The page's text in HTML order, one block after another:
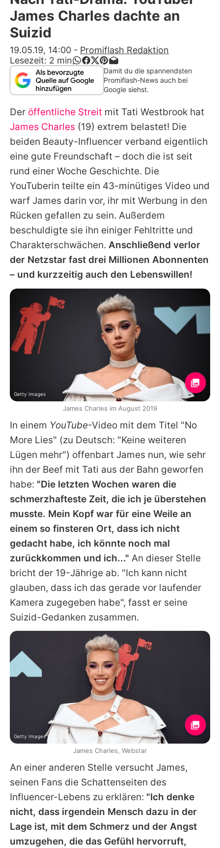
Alle Themen auf Promiflash
App runterladen
Team
Redaktionelle Richtlinien
Impressum
Datenschutzerklärung
Nutzungsbedingungen
Utiq verwalten
James Charles dachte an
Suizid
19.05.19, 14:00 - Promiflash Redaktion
Lesezeit: 2 min
Damit du die spannendsten
Promiflash-News auch bei
Google siehst.
Der öffentliche Streit mit Tati Westbrook hat
James Charles (19) extrem belastet! Die
beiden Beauty-Influencer verband eigentlich
eine gute Freundschaft – doch die ist seit
rund einer Woche Geschichte. Die
YouTuberin teilte ein 43-minütiges Video und
warf James darin vor, ihr mit Werbung in den
Rücken gefallen zu sein. Außerdem
beschuldigte sie ihn einiger Fehltritte und
Charakterschwächen. Anschließend verlor
der Netzstar fast drei Millionen Abonnenten
– und kurzzeitig auch den Lebenswillen!
In einem YouTube-Video mit dem Titel "No
More Lies" (zu Deutsch: "Keine weiteren
Lügen mehr") offenbart James nun, wie sehr
ihn der Beef mit Tati aus der Bahn geworfen
habe: "Die letzten Wochen waren die
schmerzhafteste Zeit, die ich je überstehen
musste. Mein Kopf war für eine Weile an
einem so finsteren Ort, dass ich nicht
gedacht habe, ich könnte noch mal
zurückkommen und ich..." An dieser Stelle
bricht der 19-Jährige ab. "Ich kann nicht
glauben, dass ich das gerade vor laufender
Kamera zugegeben habe", fasst er seine
Suizid-Gedanken zusammen.
An einer anderen Stelle versucht James,
seinen Fans die Schattenseiten des
Influencer-Lebens zu erklären: "Ich denke
nicht, dass irgendein Mensch dazu in der
Lage ist, mit dem Schmerz und der Angst
umzugehen, die das Gefühl hervorruft,
Getty Images
James Charles im August 2019
Getty Images
James Charles, Webstar